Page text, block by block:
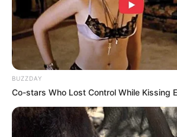
BUZZDAY
Co-stars Who Lost Control While Kissing